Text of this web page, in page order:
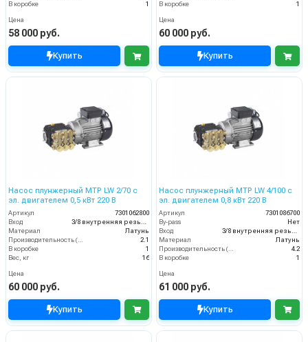
В коробке
1
Цена
58 000 руб.
Купить
В коробке
1
Цена
60 000 руб.
Купить
Насос плунжерный MTP LW 2/70 с
эл. двигателем 0,5 кВт 220 В
Артикул
7301062800
Вход
Материал
Латунь
2.1
В коробке
1
Вес, кг
16
Цена
60 000 руб.
Купить
Насос плунжерный MTP LW 4/100 с
эл. двигателем 0,8 кВт 220 В
Артикул
7301086700
By-pass
Нет
Вход
Материал
Латунь
4.2
В коробке
1
Цена
61 000 руб.
Купить